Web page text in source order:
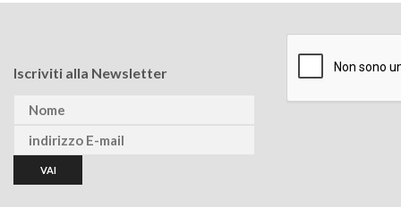
Iscriviti alla Newsletter